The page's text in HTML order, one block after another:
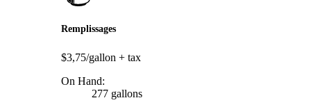
Remplissages
$3,75/gallon + tax
On Hand:
277 gallons